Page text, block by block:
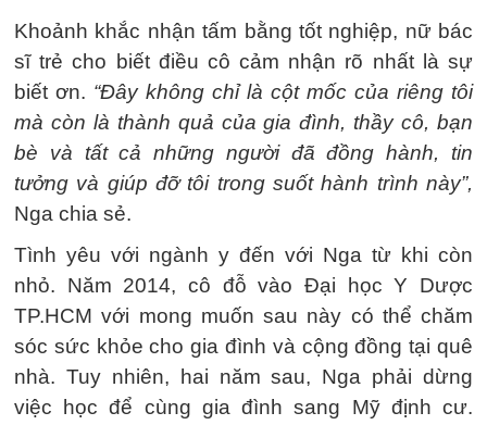
Khoảnh khắc nhận tấm bằng tốt nghiệp, nữ bác
sĩ trẻ cho biết điều cô cảm nhận rõ nhất là sự
biết ơn. “Đây không chỉ là cột mốc của riêng tôi
mà còn là thành quả của gia đình, thầy cô, bạn
bè và tất cả những người đã đồng hành, tin
tưởng và giúp đỡ tôi trong suốt hành trình này”,
Nga chia sẻ.
Tình yêu với ngành y đến với Nga từ khi còn
nhỏ. Năm 2014, cô đỗ vào Đại học Y Dược
TP.HCM với mong muốn sau này có thể chăm
sóc sức khỏe cho gia đình và cộng đồng tại quê
nhà. Tuy nhiên, hai năm sau, Nga phải dừng
việc học để cùng gia đình sang Mỹ định cư.